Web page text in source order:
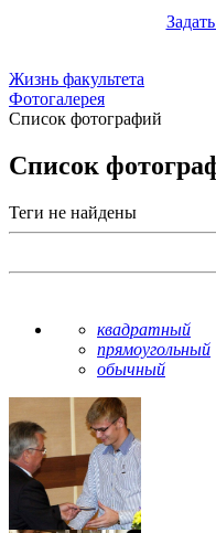
Жизнь факультета
Фотогалерея
Список фотографий
Список
Теги не найдены
квадратный
прямоугольный
обычный